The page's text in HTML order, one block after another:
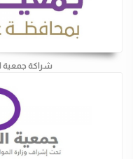
شراكة جمعية